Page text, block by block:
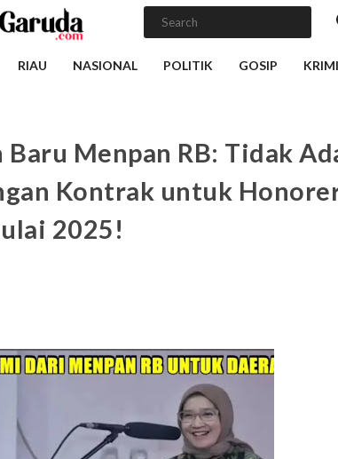
RIAU NASIONAL POLITIK GOSIP
Menpan RB: Tidak
Kontrak untuk
2025!